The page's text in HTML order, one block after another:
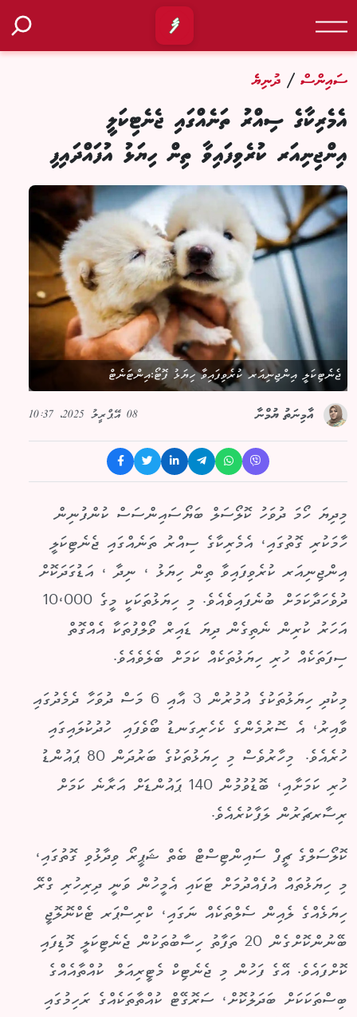
ސައިންސް / ދުނިޔެ
އެމެރިކާގެ ސިއްރު ތަނެއްގައި ޖެނެޓިކަލީ
އިންޖިނިއަރ ކުރެވިފައިވާ ތިން ހިޔަޅު އުފައްދައިފި
ޖެނެޓިކަލީ އިންޖިނިއަރ ކުރެވިފައިވާ ހިޔަޅު ފޮޓޯ:އިންޓަނެޓް
އާމިނަތު ޔުމްނާ 08 އޭޕްރީލު 2025، 10:37
މިދިޔަ ހޯމަ ދުވަހު ކޮލޯސަލް ބަޔޯސައިންސަސް ކުންފުނިން
ހާމަކުރި ގޮތުގައި، އެމެރިކާގެ ސިއްރު ތަނެއްގައި ޖެނެޓިކަލީ
އިންޖިނިއަރ ކުރެވިފައިވާ ތިން ހިޔަޅު ، ނިދާ ، އަޑުގަދަކޮށް
ދުވެހަދާކަމަށް ބުނެފައިވެއެވެ. މި ހިޔަޅުތަކަކީ މީގެ 10،000
އަހަރު ކުރިން ނެތިގެން ދިޔަ ޑައިރް ވޯލްފުތަކާ އެއްގޮތް
ސިފަތަކެއް ހުރި ހިޔަޅުތަކެއް ކަމަށް ބެލެވެއެވެ.
މިކުދި ހިޔަޅުތަކުގެ އުމުރުން 3 އާއި 6 މަސް ދުވަހާ ދެމެދުގައި
ވާއިރު، އެ ސޮރުމެންގެ ކެހެރިގަނޑު ބޯވެފައި ހުދުކުލައިގައި
ހުރެއެވެ. މިހާރުވެސް މި ހިޔަޅުތަކުގެ ބަރުދަން 80 ޕައުންޑު
ހުރި ކަމަށާއި، ބޮޑުވުމުން 140 ޕައުންޑަށް އަރާނެ ކަމަށް
ރިސާރޗަރުން ލަފާކުރެއެވެ.
ކޮލޯސަލްގެ ޗީފް ސައިންޓިސްޓް ބެތް ޝަޕީރޯ ވިދާޅުވި ގޮތުގައި،
މި ހިޔަޅުތައް އުފެއްދުމަށް ޓަކައި އެމީހުން ވަނީ ދިރިހުރި ގްރޭ
ހިޔަޅެއްގެ ލެއިން ސެލްތަކެއް ނަގައި، ކްރިސްޕަރ ޓެކްނޮލޮޖީ
ބޭނުންކޮށްގެން 20 ތަފާތު ހިސާބުތަކުން ޖެނެޓިކަލީ މޮޑިފައި
ކޮށްފައެވެ. އޭގެ ފަހުން މި ޖެނެޓިކް މެޓީރިއަލް ކުއްތާއެއްގެ
ބިސްތަކަކަށް ބަދަލުކޮށް، ސަރޮގޭޓް ކުއްތާތަކެއްގެ ރަހިމުގައި